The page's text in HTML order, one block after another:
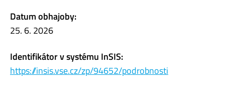
Datum obhajoby:
25. 6. 2026
Identifikátor v systému InSIS:
https://insis.vse.cz/zp/94652/podrobnosti